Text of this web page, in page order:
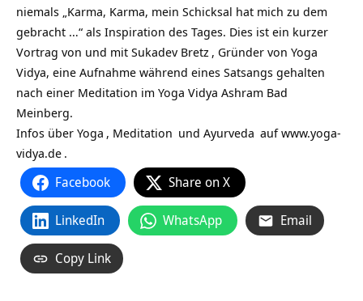
niemals „Karma, Karma, mein Schicksal hat mich zu dem
gebracht …“ als Inspiration des Tages. Dies ist ein kurzer
Vortrag von und mit Sukadev Bretz , Gründer von Yoga
Vidya, eine Aufnahme während eines Satsangs gehalten
nach einer Meditation im Yoga Vidya Ashram Bad
Meinberg.
Infos über Yoga , Meditation und Ayurveda aufwww.yoga-
vidya.de .
Facebook Share on X
LinkedIn WhatsApp Email
Copy Link